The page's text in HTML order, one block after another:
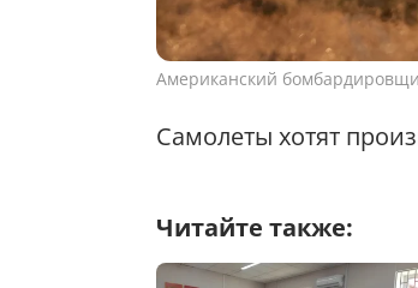
Американский
Самолеты хотят
Читайте также: